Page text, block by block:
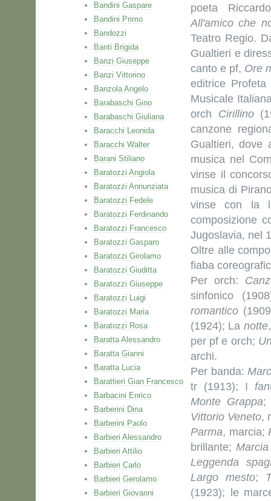
Bandini Gaspare
Bandini Primo
Bandozzi
Banti Brigida
Banzi Giuseppe
Banzi Vittorino
Banzola Angelo
Barabaschi Gino
Barabaschi Giuliana
Baracchi Leonida
Baracchi Walter
Barani Stiliano
Baratozzi Angiola
Baratozzi Annunziata
Baratozzi Fedele
Baratozzi Ferdinando
Baratozzi Francesco
Baratozzi Gasparo
Baratozzi Girolamo
Baratozzi Giuditta
Baratozzi Giuseppe
Baratozzi Luigi
Baratozzi Maria
Baratozzi Rosa
Baratta Alessandro
Baratta Gianni
Baratta Lucia
Barattieri Gian Francesco
Barbacini Enrico
Barberini Dina
Barberini Paolo
Barbieri Alessandro
Barbieri Attilio
Barbieri Carlo
Barbieri Gerolamo
Barbieri Giovanni
poeta
All'amico che
Teatro Regio.
Gualtieri e
canto e pf, Ore
editrice
Musicale
orch Cirillino
canzone
Gualtieri, dove
musica nel
vinse il
musica di
vinse con la
composizione
Jugoslavia, nel
Oltre alle
fiaba
Per orch:
sinfonico
romantico
(1924); La notte
per pf e orch;
archi.
Per banda:
tr (1913); I
Monte Grappa
Vittorio Veneto,
Parma, marcia;
brillante;
Leggenda
Largo mesto;
(1923); le